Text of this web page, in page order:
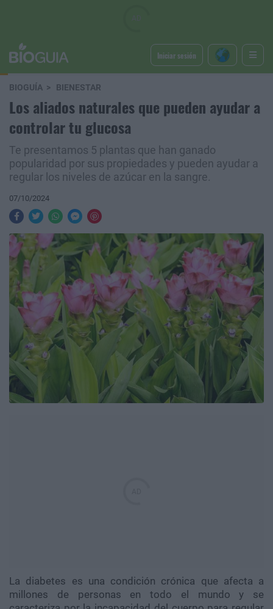
Iniciar sesión
BIOGUÍA BIENESTAR
Los aliados naturales que pueden ayudar a
controlar tu glucosa
Te presentamos 5 plantas que han ganado
popularidad por sus propiedades y pueden ayudar a
regular los niveles de azúcar en la sangre.
07/10/2024
La diabetes es una condición crónica que afecta a
millones de personas en todo el mundo y se